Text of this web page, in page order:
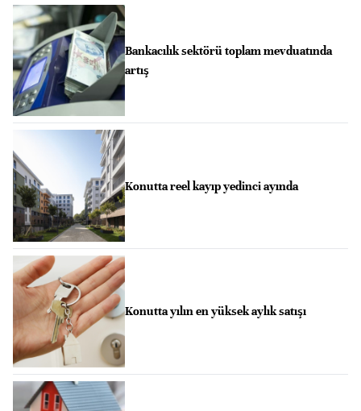
Bankacılık sektörü toplam mevduatında
artış
Konutta reel kayıp yedinci ayında
Konutta yılın en yüksek aylık satışı